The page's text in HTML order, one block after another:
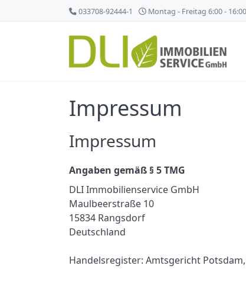
033708-92444-1 Montag - Freitag 6:00 - 16:00
Impressum
Impressum
Angaben gemäß § 5 TMG
DLI Immobilienservice GmbH
Maulbeerstraße 10
15834 Rangsdorf
Deutschland
Handelsregister: Amtsgericht Potsdam,